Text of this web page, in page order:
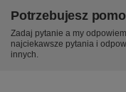
Potrzebujesz
Zadaj pytanie a my
najciekawsze pytania i
innych.